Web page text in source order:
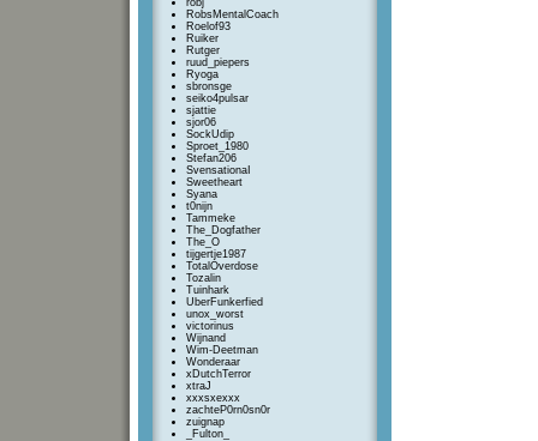
robj
RobsMentalCoach
Roelof93
Ruiker
Rutger
ruud_piepers
Ryoga
sbronsge
seiko4pulsar
sjattie
sjor06
SockUdip
Sproet_1980
Stefan206
SvensationaI
Sweetheart
Syana
t0nijn
Tammeke
The_Dogfather
The_O
tijgertje1987
TotalOverdose
Tozalin
Tuinhark
UberFunkerfied
unox_worst
victorinus
Wijnand
Wim-Deetman
Wonderaar
xDutchTerror
xtraJ
xxxsxexxx
zachteP0rn0sn0r
zuignap
_Fulton_